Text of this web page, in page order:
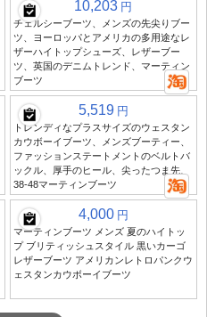
10,203 円
チェルシーブーツ、メンズの先尖りブー
ツ、ヨーロッパとアメリカの多用途なレ
ザーハイトップシューズ、レザーブー
ツ、英国のデニムトレンド、マーティン
ブーツ
5,519 円
トレンディなプラスサイズのウェスタン
カウボーイブーツ、メンズブーティー、
ファッションステートメントのベルトバ
ックル、厚手のヒール、尖ったつま先、
38-48マーティンブーツ
4,000 円
マーティンブーツ メンズ 夏のハイトッ
プ ブリティッシュスタイル 黒いカーゴ
レザーブーツ アメリカンレトロパンクウ
ェスタンカウボーイブーツ